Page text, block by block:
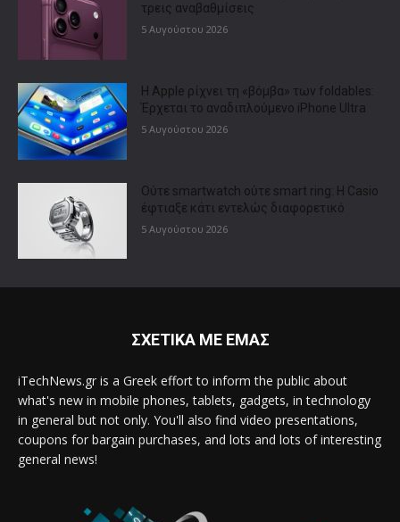
τρεις αναβαθμίσεις
5 Αυγούστου 2026
Η Apple ρίχνει τη «βόμβα» των foldables:
Έρχεται το αναδιπλούμενο iPhone Ultra
5 Αυγούστου 2026
Ούτε smartwatch ούτε smart ring: Η Casio
έφτιαξε κάτι εντελώς διαφορετικό
5 Αυγούστου 2026
ΣΧΕΤΙΚΑ ΜΕ ΕΜΑΣ
iTechNews.gr is a Greek effort to inform the public about
what's new in mobile phones, tablets, gadgets, in technology
in general but not only. You'll also find video presentations,
coupons for bargain purchases, and lots and lots of interesting
general news!